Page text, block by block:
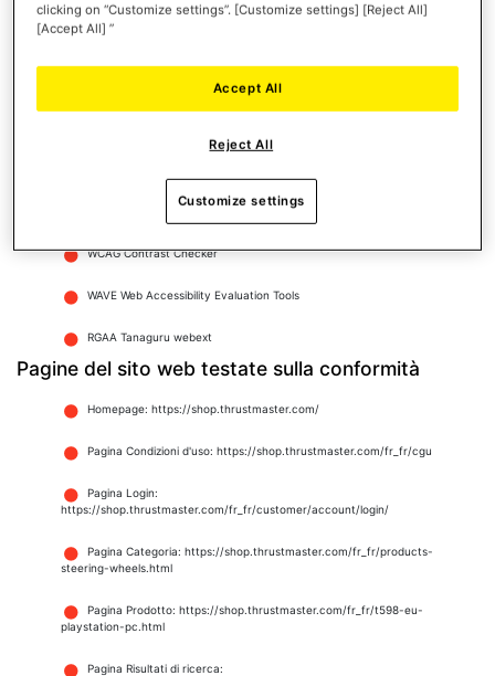
Su computer in ambiente Windows, con Firefox e JAWS
Strumenti utilizzati per la valutazione
WCAG Contrast Checker
WAVE Web Accessibility Evaluation Tools
RGAA Tanaguru webext
Pagine del sito web testate sulla conformità
Homepage: https://shop.thrustmaster.com/
Pagina Condizioni d'uso: https://shop.thrustmaster.com/fr_fr/cgu
Pagina Login:
https://shop.thrustmaster.com/fr_fr/customer/account/login/
Pagina Categoria: https://shop.thrustmaster.com/fr_fr/products-
steering-wheels.html
Pagina Prodotto: https://shop.thrustmaster.com/fr_fr/t598-eu-
playstation-pc.html
Pagina Risultati di ricerca:
clicking on “Customize settings”. [Customize settings] [Reject All]
[Accept All] ”
Reject All
Accept All
Customize settings